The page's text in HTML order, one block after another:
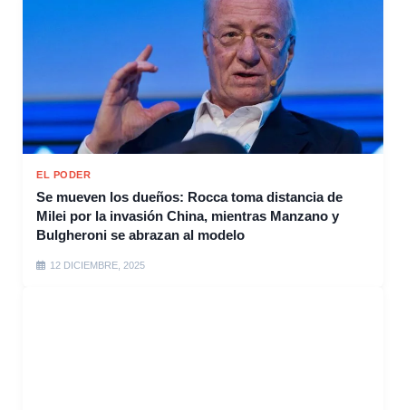
EL PODER
Se mueven los dueños: Rocca toma distancia de
Milei por la invasión China, mientras Manzano y
Bulgheroni se abrazan al modelo
12 DICIEMBRE, 2025